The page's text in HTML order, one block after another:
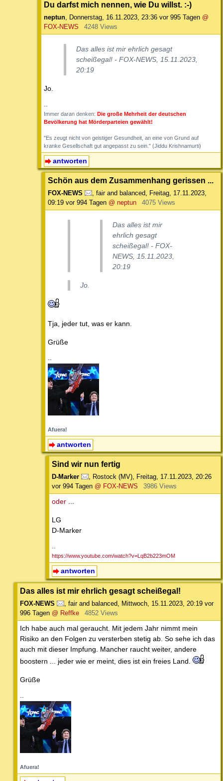
Du darfst mich nennen, wie Du willst. :-)
neptun Donnerstag, 16.11.2023, 23:36 vor 995 Tagen @
FOX-NEWS
4248 Views
Das alles ist mir ehrlich gesagt
scheißegal! - FOX-NEWS, 15.11.2023,
20:19
Jo.
--
Immer daran denken: Die große Mehrheit der deutschen
Bevölkerung hat Mörderparteien gewählt!
"Es zeugt nicht von geistiger Gesundheit, an eine von Grund auf
kranke Gesellschaft gut angepasst zu sein." (Jiddu Krishnamurti)
antworten
Schön aus dem Zusammenhang gerissen ...
FOX-NEWS , fair and balanced, Freitag, 17.11.2023,
09:19 vor 994 Tagen @ neptun 4075 Views
Das alles ist mir
ehrlich gesagt
scheißegal! - FOX-
NEWS, 15.11.2023,
20:19
Jo.
Tja, jeder tut, was er kann.
Grüße
--
Afuera!
antworten
Sind wir nun fertig
D-Marker , Rostock (MV), Freitag, 17.11.2023, 20:26
vor 994 Tagen @ FOX-NEWS 3986 Views
oder ...
LG
D-Marker
--
https://www.youtube.com/watch?v=LqB2b223mOM
antworten
Das alles ist mir ehrlich gesagt scheißegal!
FOX-NEWS , fair and balanced, Mittwoch, 15.11.2023, 20:19 vor
996 Tagen @ Reffke 4852 Views
Ich habe auch mal geraucht. Mit jedem Jahr nimmt mein
Risiko an den Folgen zu versterben stetig ab. So sehe ich das
auch mit dieser Impfung. Mancher raucht weiter, andere
boostern ... jeder wie er meint, dies ist ein freies Land.
Grüße
--
Afuera!